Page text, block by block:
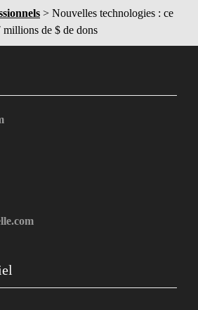
> Nouvelles technologies : ce
millions de $ de dons